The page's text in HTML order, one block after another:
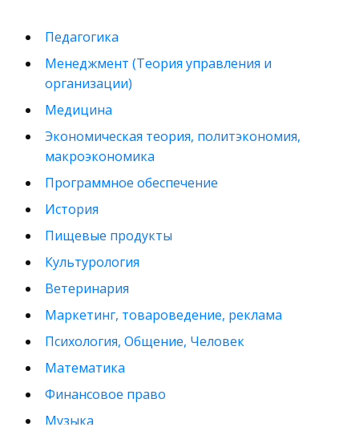
Педагогика
Менеджмент (Теория управления и
организации)
Медицина
Экономическая теория, политэкономия,
макроэкономика
Программное обеспечение
История
Пищевые продукты
Культурология
Ветеринария
Маркетинг, товароведение, реклама
Психология, Общение, Человек
Математика
Финансовое право
Музыка